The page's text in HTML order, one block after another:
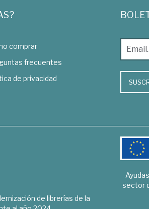
comprar
frecuentes
de privacidad
de librerías de la
sector